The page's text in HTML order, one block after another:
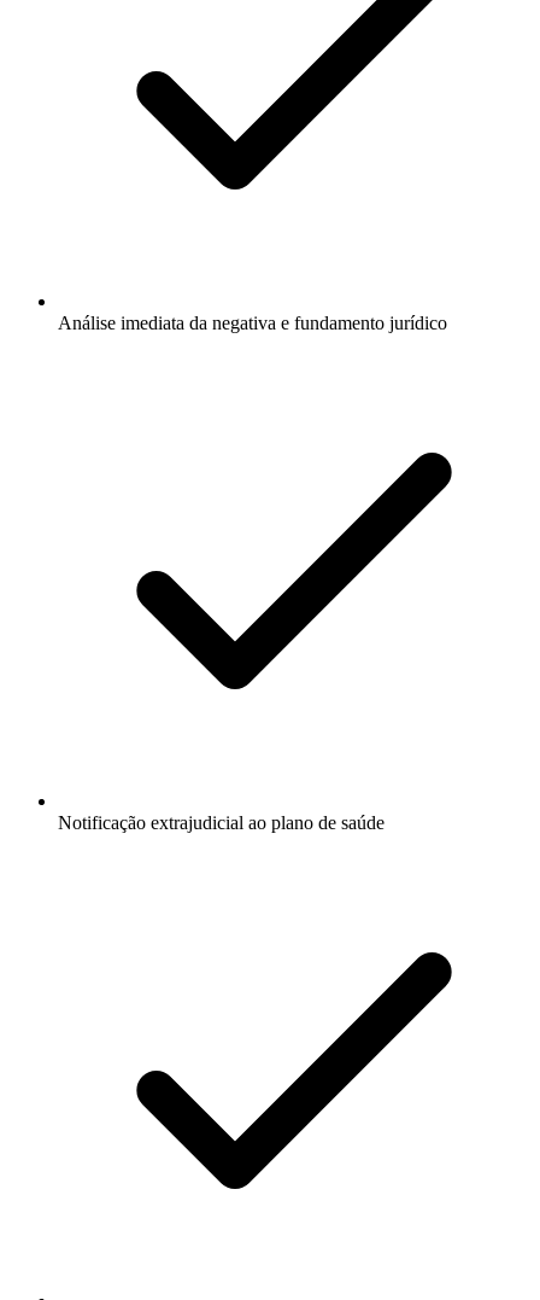
Análise imediata da negativa e fundamento jurídico
Notificação extrajudicial ao plano de saúde